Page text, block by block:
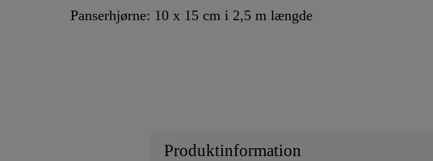
Panserhjørne: 10 x 15 cm i 2,5 m længde
Produktinformation